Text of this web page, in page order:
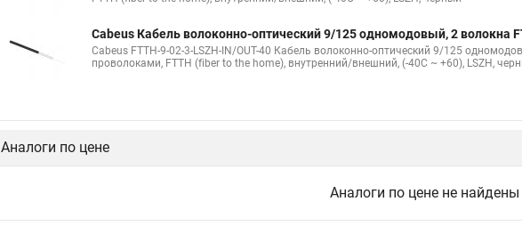
Cabeus Кабель волоконно-оптический 9/125 одномодовый, 2 волокна
Cabeus FTTH-9-02-3-LSZH-IN/OUT-40 Кабель волоконно-оптический 9/125
проволоками, FTTH (fiber to the home), внутренний/внешний, (-40C ~ +60), LSZH,
Аналоги по цене
Аналоги по цене не найдены